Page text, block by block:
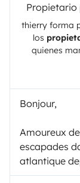
Propietario
thierryforma
los
quienes
Bonjour,
Amoureux
escapades
atlantique